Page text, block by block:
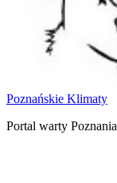
Poznańskie Klimaty
Portal warty Poznania